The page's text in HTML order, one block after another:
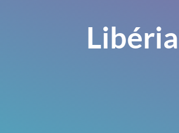
Libéria